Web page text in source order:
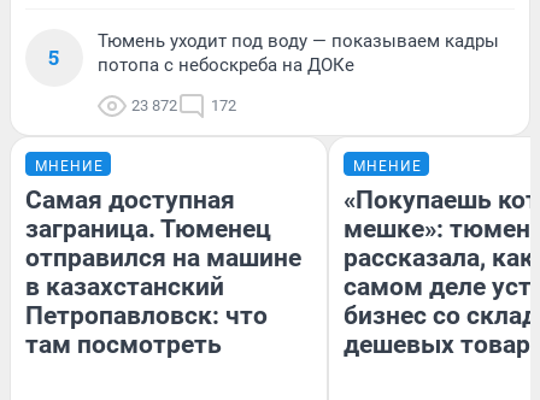
5
Тюмень уходит под воду — показываем кадры
потопа с небоскреба на ДОКе
23 872 172
МНЕНИЕ
Самая доступная
заграница. Тюменец
отправился на машине
в казахстанский
Петропавловск: что
там посмотреть
МНЕНИЕ
«Покупаешь
мешке»:
рассказала, как
самом деле
бизнес со
дешевых